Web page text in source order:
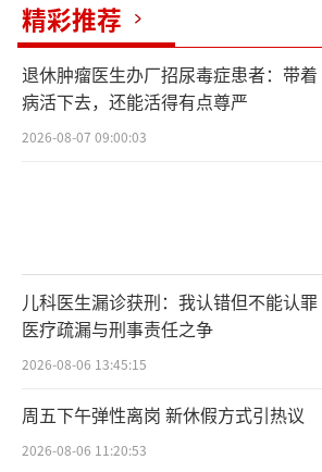
精彩推荐
退休肿瘤医生办厂招尿毒症患者：带着
病活下去，还能活得有点尊严
2026-08-07 09:00:03
儿科医生漏诊获刑：我认错但不能认罪
医疗疏漏与刑事责任之争
2026-08-06 13:45:15
周五下午弹性离岗 新休假方式引热议
2026-08-06 11:20:53